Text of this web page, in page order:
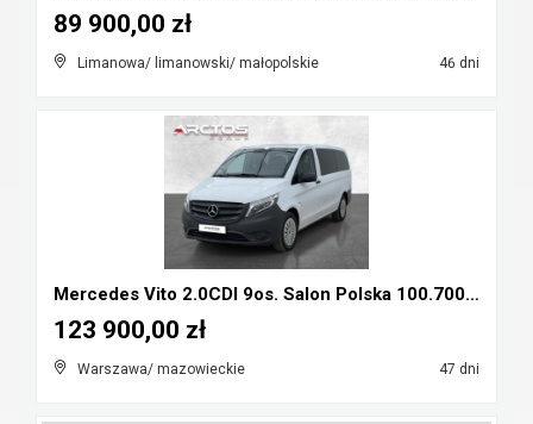
Limanowa/ limanowski/ małopolskie 46 dni
89 900,00 zł
Mercedes Vito 2.0CDI 9os. Salon Polska 100.700nett...
Warszawa/ mazowieckie 47 dni
123 900,00 zł